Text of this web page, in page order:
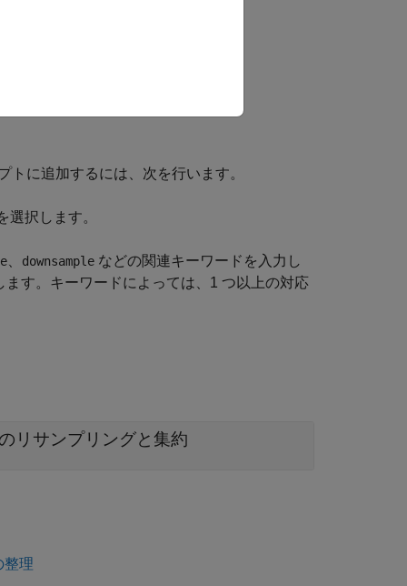
に追加するには、次を行います。
選択します。
downsample などの関連キーワードを入力し
す。キーワードによっては、1 つ以上の対応
リサンプリングと集約
整理